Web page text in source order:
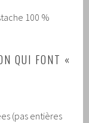
100 %
QUI FONT «
(pas entières